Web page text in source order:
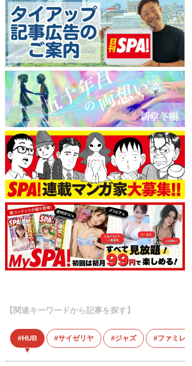
【関連キーワードから記事を探す】
HUB サイゼリヤ ジャズ ファミレス